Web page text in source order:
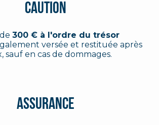
Caution
300 € à l'ordre du trésor
versée et restituée après
sauf en cas de dommages.
Assurance